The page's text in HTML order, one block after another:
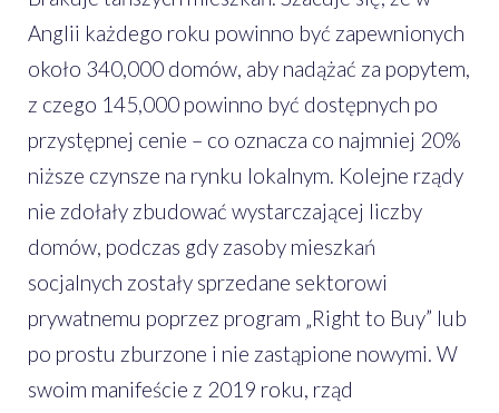
Anglii każdego roku powinno być zapewnionych
około 340,000 domów, aby nadążać za popytem,
z czego 145,000 powinno być dostępnych po
przystępnej cenie – co oznacza co najmniej 20%
niższe czynsze na rynku lokalnym. Kolejne rządy
nie zdołały zbudować wystarczającej liczby
domów, podczas gdy zasoby mieszkań
socjalnych zostały sprzedane sektorowi
prywatnemu poprzez program „Right to Buy” lub
po prostu zburzone i nie zastąpione nowymi. W
swoim manifeście z 2019 roku, rząd